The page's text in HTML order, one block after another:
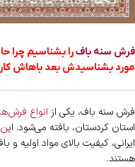
فرش سنه بافرا بشناسیم چرا
مورد بشناسیدش بعد باهاش کار
فرش سنه باف، یکی از انواع
استان کردستان، بافته می‌شود. ای
ایرانی، کیفیت بالای مواد اولیه
هستند.